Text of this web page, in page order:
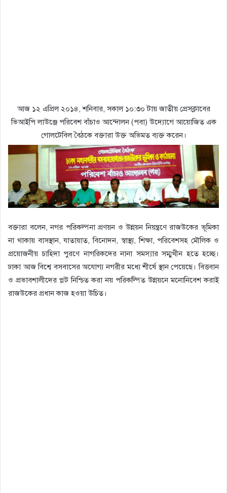
আজ ১২ এপ্রিল ২০১৪, শনিবার, সকাল ১০:৩০ টায় জাতীয় প্রেসক্লাবের
ভিআইপি লাউঞ্জে পরিবেশ বাঁচাও আন্দোলন (পবা) উদ্যোগে আয়োজিত এক
গোলটেবিল বৈঠকে বক্তারা উক্ত অভিমত ব্যক্ত করেন।
বক্তারা বলেন, নগর পরিকল্পনা প্রণয়ন ও উন্নয়ন নিয়ন্ত্রণে রাজউকের ভূমিকা
না থাকায় বাসস্থান, যাতায়াত, বিনোদন, স্বাস্থ্য, শিক্ষা, পরিবেশসহ মৌলিক ও
প্রয়োজনীয় চাহিদা পুরণে নাগরিকদের নানা সমস্যার সম্মুখীন হতে হচ্ছে।
ঢাকা আজ বিশ্বে বসবাসের অযোগ্য নগরীর মধ্যে শীর্ষে স্থান পেয়েছে। বিত্তবান
ও প্রভাবশালীদের প্লট নিশ্চিত করা নয় পরিকল্পিত উন্নয়নে মনোনিবেশ করাই
রাজউকের প্রধান কাজ হওয়া উচিত।